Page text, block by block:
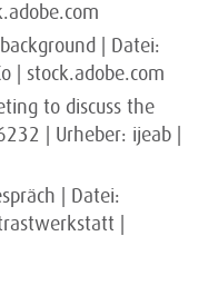
| Datei:
| stock.adobe.com
to discuss the
| Urheber: ijeab |
| Datei:
|